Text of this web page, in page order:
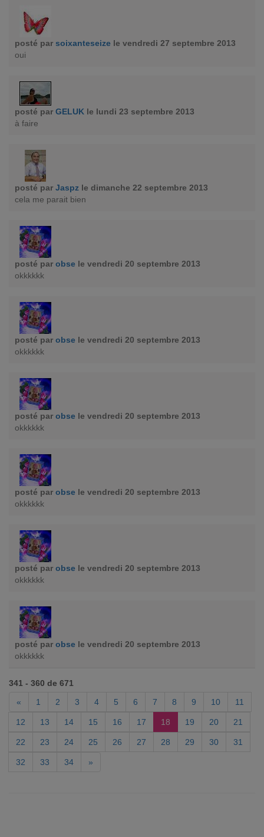
posté par soixanteseize le vendredi 27 septembre 2013
oui
posté par GELUK le lundi 23 septembre 2013
à faire
posté par Jaspz le dimanche 22 septembre 2013
cela me parait bien
posté par obse le vendredi 20 septembre 2013
okkkkkk
posté par obse le vendredi 20 septembre 2013
okkkkkk
posté par obse le vendredi 20 septembre 2013
okkkkkk
posté par obse le vendredi 20 septembre 2013
okkkkkk
posté par obse le vendredi 20 septembre 2013
okkkkkk
posté par obse le vendredi 20 septembre 2013
okkkkkk
341 - 360 de 671
«
1 2 3 4 5 6 7 8 9 10 11
12 13 14 15 16 17 18 19 20 21
22 23 24 25 26 27 28 29 30 31
32 33 34 »